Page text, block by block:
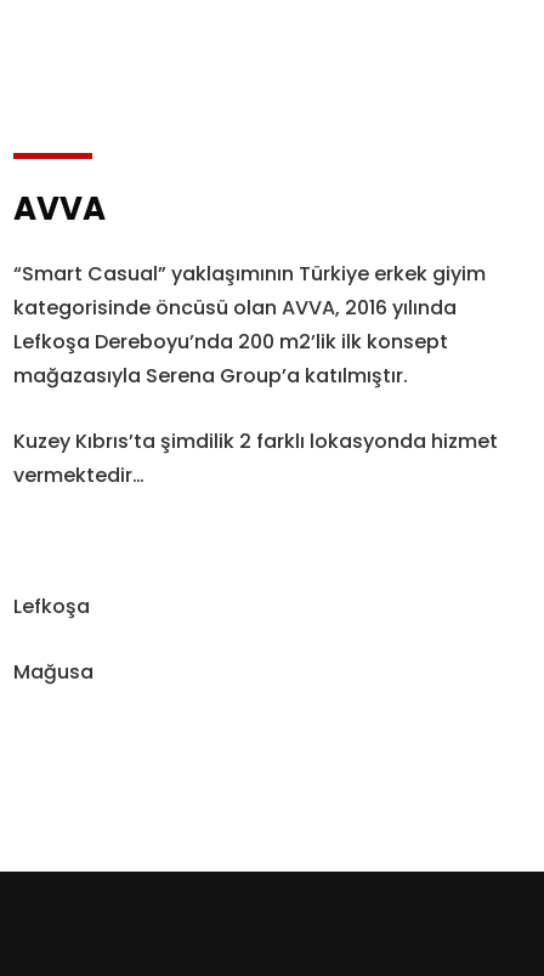
AVVA
“Smart Casual” yaklaşımının Türkiye erkek giyim
kategorisinde öncüsü olan AVVA, 2016 yılında
Lefkoşa Dereboyu’nda 200 m2’lik ilk konsept
mağazasıyla Serena Group’a katılmıştır.
Kuzey Kıbrıs’ta şimdilik 2 farklı lokasyonda hizmet
vermektedir…
Lefkoşa
Mağusa